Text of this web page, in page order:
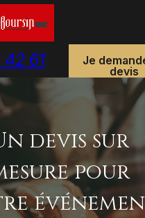
61
Je
devis
Je demande
devis sur
pour
des cookies